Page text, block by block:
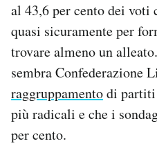
al 43,6 per cento dei voti
quasi sicuramente per
trovare almeno un
sembra Confederazione
raggruppamentodi partiti
più radicali e che i
per cento.